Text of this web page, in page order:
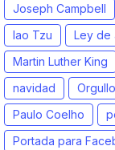
Joseph Campbell
lao Tzu
Ley de
Martin Luther King
navidad
Orgullo
Paulo Coelho
Portada para